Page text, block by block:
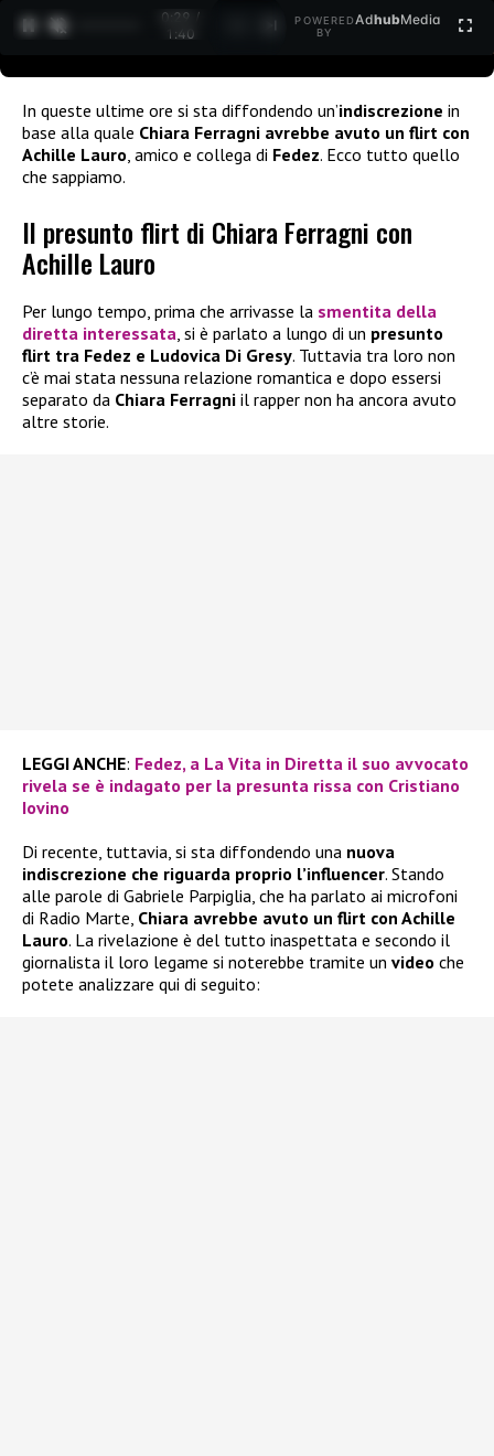
0:30 /
1:40
POWERED
BY
AdhubMedia
In queste ultime ore si sta diffondendo un’indiscrezione in
base alla quale Chiara Ferragni avrebbe avuto un flirt con
Achille Lauro , amico e collega di Fedez. Ecco tutto quello
che sappiamo.
Il presunto flirt di Chiara Ferragni con
Achille Lauro
Per lungo tempo, prima che arrivasse la smentita della
diretta interessata, si è parlato a lungo di un presunto
flirt tra Fedez e Ludovica Di Gresy. Tuttavia tra loro non
c’è mai stata nessuna relazione romantica e dopo essersi
separato da Chiara Ferragni il rapper non ha ancora avuto
altre storie.
LEGGI ANCHE: Fedez, a La Vita in Diretta il suo avvocato
rivela se è indagato per la presunta rissa con Cristiano
Iovino
Di recente, tuttavia, si sta diffondendo una nuova
indiscrezione che riguarda proprio l’influencer. Stando
alle parole di Gabriele Parpiglia, che ha parlato ai microfoni
di Radio Marte, Chiara avrebbe avuto un flirt con Achille
Lauro. La rivelazione è del tutto inaspettata e secondo il
giornalista il loro legame si noterebbe tramite un video che
potete analizzare qui di seguito: